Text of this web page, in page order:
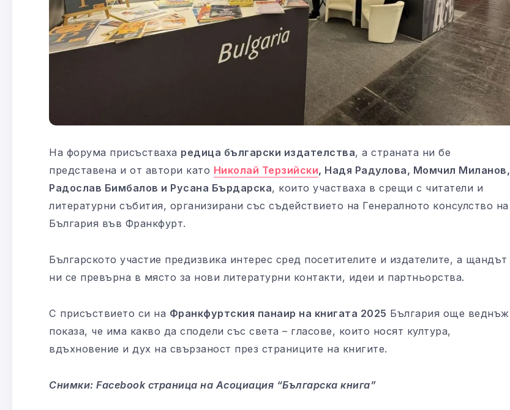
На форума присъстваха редица български издателства, а страната ни бе
представена и от автори като Николай Терзийски, Надя Радулова, Момчил Миланов,
Радослав Бимбалов и Русана Бърдарска, които участваха в срещи с читатели и
литературни събития, организирани със съдействието на Генералното консулство на
България във Франкфурт.
Българското участие предизвика интерес сред посетителите и издателите, а щандът
ни се превърна в място за нови литературни контакти, идеи и партньорства.
С присъствието си на Франкфуртския панаир на книгата 2025 България още веднъж
показа, че има какво да сподели със света – гласове, които носят култура,
вдъхновение и дух на свързаност през страниците на книгите.
Снимки: Facebook страница на Асоциация “Българска книга”